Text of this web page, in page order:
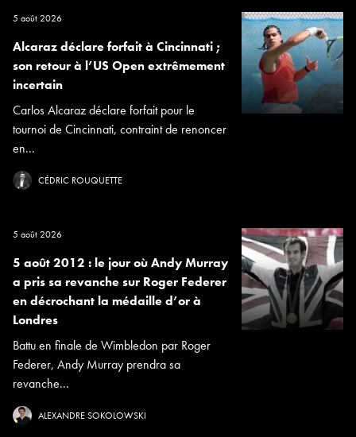
5 août 2026
Alcaraz déclare forfait à Cincinnati ;
son retour à l’US Open extrêmement
incertain
Carlos Alcaraz déclare forfait pour le
tournoi de Cincinnati, contraint de renoncer
en...
CÉDRIC ROUQUETTE
5 août 2026
5 août 2012 : le jour où Andy Murray
a pris sa revanche sur Roger Federer
en décrochant la médaille d’or à
Londres
Battu en finale de Wimbledon par Roger
Federer, Andy Murray prendra sa
revanche...
ALEXANDRE SOKOLOWSKI